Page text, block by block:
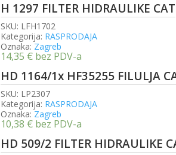
H 1297 FILTER HIDRAULIKE CAT
SKU: LFH1702
Kategorija: RASPRODAJA
Oznaka: Zagreb
14,35 € bez PDV-a
HD 1164/1x HF35255 FILULJA
SKU: LP2307
Kategorija: RASPRODAJA
Oznaka: Zagreb
10,38 € bez PDV-a
HD 509/2 FILTER HIDRAULIKE